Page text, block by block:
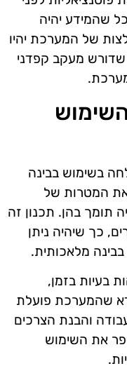
שהמידע יהיה
של המערכת יהיו
שדורש מעקב קפדני
בשימוש בבינה
את המטרות של
תומך בהן. תכנון זה
כך שיהיה ניתן
מלאכותית.
בעיות בזמן,
שהמערכת פועלת
והבנת הצרכים
את השימוש